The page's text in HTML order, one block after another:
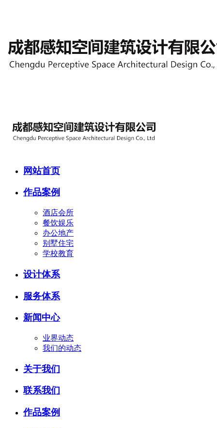
网站首页
作品案例
酒店会所
餐饮娱乐
办公地产
别墅住宅
学校教育
设计体系
服务体系
新闻中心
业界动态
我们的动态
关于我们
联系我们
作品案例